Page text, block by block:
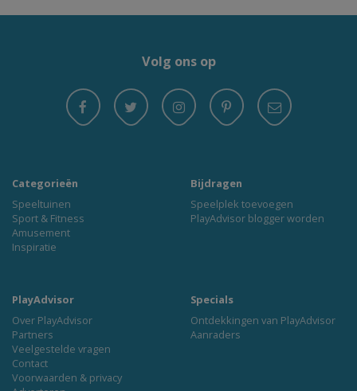
Volg ons op
Categorieën
Speeltuinen
Sport & Fitness
Amusement
Inspiratie
Bijdragen
Speelplek toevoegen
PlayAdvisor blogger worden
PlayAdvisor
Over PlayAdvisor
Partners
Veelgestelde vragen
Contact
Voorwaarden & privacy
Specials
Ontdekkingen van PlayAdvisor
Aanraders